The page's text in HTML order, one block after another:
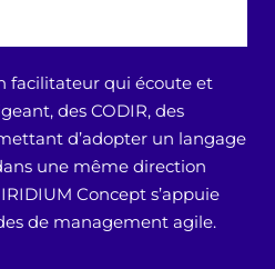
facilitateur qui écoute et
des CODIR, des
d’adopter un langage
une même direction
Concept s’appuie
de management agile.